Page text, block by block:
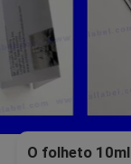
O folheto